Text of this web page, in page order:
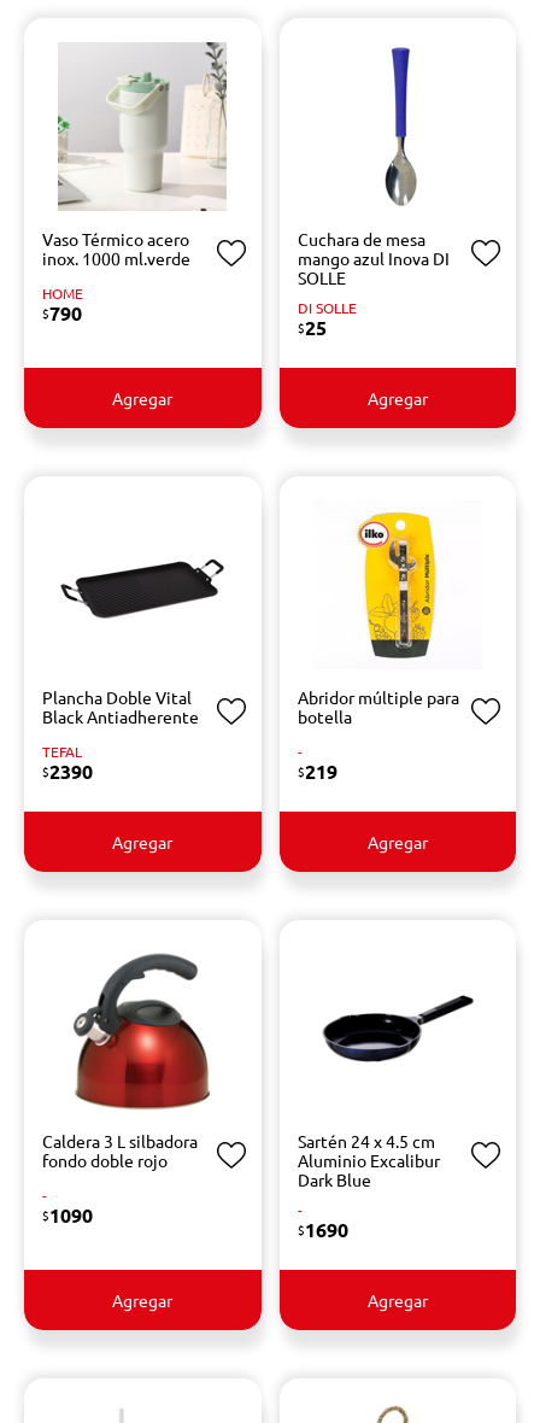
Vaso Térmico acero
inox. 1000 ml.verde
HOME
$790
Agregar
Cuchara de mesa
mango azul Inova DI
SOLLE
DI SOLLE
$25
Agregar
Plancha Doble Vital
Black Antiadherente
TEFAL
$2390
Agregar
Abridor múltiple para
botella
-
$219
Agregar
Caldera 3 L silbadora
fondo doble rojo
-
$1090
Agregar
Sartén 24 x 4.5 cm
Aluminio Excalibur
Dark Blue
-
$1690
Agregar